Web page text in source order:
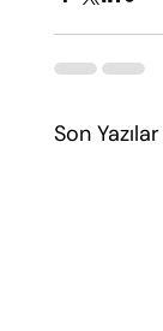
Son Yazılar